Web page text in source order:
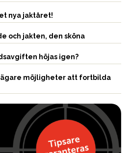
nya jaktåret!
och jakten, den sköna
höjas igen?
jägare möjligheter att fortbilda